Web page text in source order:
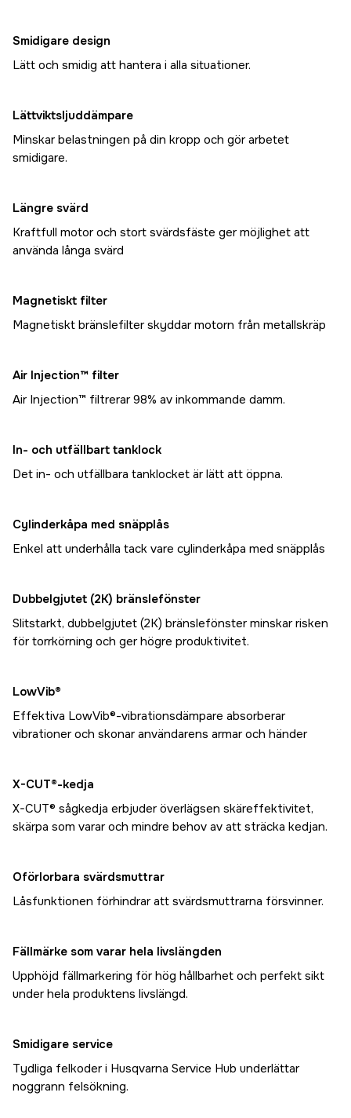
Smidigare design
Lätt och smidig att hantera i alla situationer.
Lättviktsljuddämpare
Minskar belastningen på din kropp och gör arbetet
smidigare.
Längre svärd
Kraftfull motor och stort svärdsfäste ger möjlighet att
använda långa svärd
Magnetiskt filter
Magnetiskt bränslefilter skyddar motorn från metallskräp
Air Injection™ filter
Air Injection™ filtrerar 98% av inkommande damm.
In- och utfällbart tanklock
Det in- och utfällbara tanklocket är lätt att öppna.
Cylinderkåpa med snäpplås
Enkel att underhålla tack vare cylinderkåpa med snäpplås
Dubbelgjutet (2K) bränslefönster
Slitstarkt, dubbelgjutet (2K) bränslefönster minskar risken
för torrkörning och ger högre produktivitet.
LowVib®
Effektiva LowVib®-vibrationsdämpare absorberar
vibrationer och skonar användarens armar och händer
X-CUT®-kedja
X-CUT® sågkedja erbjuder överlägsen skäreffektivitet,
skärpa som varar och mindre behov av att sträcka kedjan.
Oförlorbara svärdsmuttrar
Låsfunktionen förhindrar att svärdsmuttrarna försvinner.
Fällmärke som varar hela livslängden
Upphöjd fällmarkering för hög hållbarhet och perfekt sikt
under hela produktens livslängd.
Smidigare service
Tydliga felkoder i Husqvarna Service Hub underlättar
noggrann felsökning.